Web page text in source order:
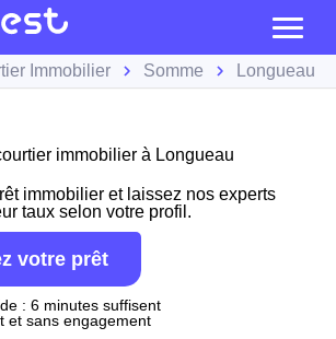
Immobilier Somme Longueau
immobilier à Longueau
immobilier et laissez nos experts
taux selon votre profil.
votre prêt
: 6 minutes suffisent
et sans engagement